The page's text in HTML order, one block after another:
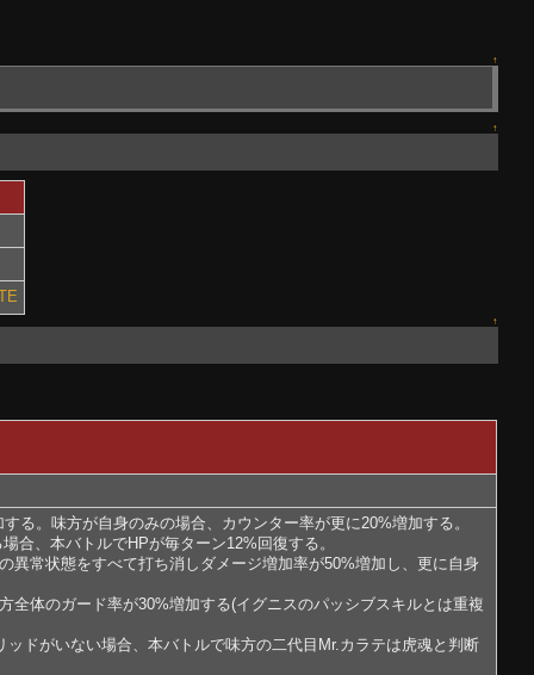
↑
↑
↑
る。味方が自身のみの場合、カウンター率が更に20%増加する。
合、本バトルでHPが毎ターン12%回復する。
異常状態をすべて打ち消しダメージ増加率が50%増加し、更に自身
全体のガード率が30%増加する(イグニスのパッシブスキルとは重複
ッドがいない場合、本バトルで味方の二代目Mr.カラテは虎魂と判断